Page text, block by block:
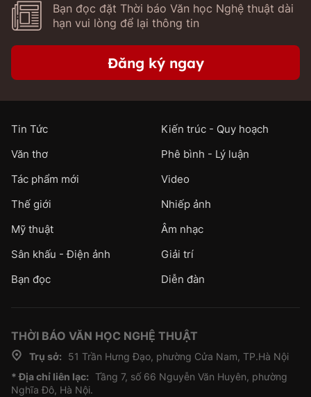
Bạn đọc đặt Thời báo Văn học Nghệ thuật dài
hạn vui lòng để lại thông tin
Đăng ký ngay
Tin Tức
Kiến trúc - Quy hoạch
Văn thơ
Phê bình - Lý luận
Tác phẩm mới
Video
Thế giới
Nhiếp ảnh
Mỹ thuật
Âm nhạc
Sân khấu - Điện ảnh
Giải trí
Bạn đọc
Diễn đàn
THỜI BÁO VĂN HỌC NGHỆ THUẬT
Trụ sở:
51 Trần Hưng Đạo, phường Cửa Nam, TP.Hà Nội
* Địa chỉ liên lạc: Tầng 7, số 66 Nguyễn Văn Huyên, phường
Nghĩa Đô, Hà Nội.